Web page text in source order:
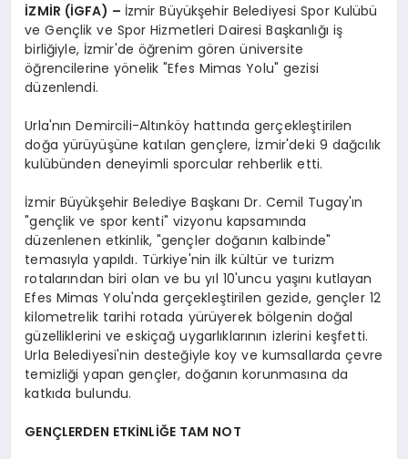
İZMİR (İGFA) – İzmir Büyükşehir Belediyesi Spor Kulübü
ve Gençlik ve Spor Hizmetleri Dairesi Başkanlığı iş
birliğiyle, İzmir'de öğrenim gören üniversite
öğrencilerine yönelik "Efes Mimas Yolu" gezisi
düzenlendi.
Urla'nın Demircili-Altınköy hattında gerçekleştirilen
doğa yürüyüşüne katılan gençlere, İzmir'deki 9 dağcılık
kulübünden deneyimli sporcular rehberlik etti.
İzmir Büyükşehir Belediye Başkanı Dr. Cemil Tugay'ın
"gençlik ve spor kenti" vizyonu kapsamında
düzenlenen etkinlik, "gençler doğanın kalbinde"
temasıyla yapıldı. Türkiye'nin ilk kültür ve turizm
rotalarından biri olan ve bu yıl 10'uncu yaşını kutlayan
Efes Mimas Yolu'nda gerçekleştirilen gezide, gençler 12
kilometrelik tarihi rotada yürüyerek bölgenin doğal
güzelliklerini ve eskiçağ uygarlıklarının izlerini keşfetti.
Urla Belediyesi'nin desteğiyle koy ve kumsallarda çevre
temizliği yapan gençler, doğanın korunmasına da
katkıda bulundu.
GENÇLERDEN ETKİNLİĞE TAM NOT